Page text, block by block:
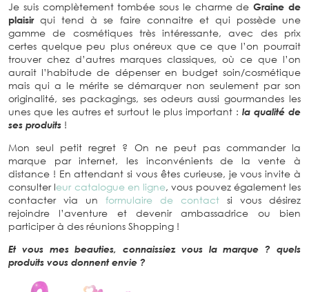
Je suis complètement tombée sous le charme deGraine de
plaisirqui tend à se faire connaitre et qui possède une
gamme de cosmétiques très intéressante, avec des prix
certes quelque peu plus onéreux que ce que l’on pourrait
trouver chez d’autres marques classiques, où ce que l’on
aurait l’habitude de dépenser en budget soin/cosmétique
mais qui a le mérite se démarquer non seulement par son
originalité, ses packagings, ses odeurs aussi gourmandes les
unes que les autres et surtout le plus important : la qualité de
ses produits !
Mon seul petit regret ? On ne peut pas commander la
marque par internet, les inconvénients de la vente à
distance ! En attendant si vous êtes curieuse, je vous invite à
consulter leur catalogue en ligne, vous pouvez également les
contacter via un formulaire de contact si vous désirez
rejoindre l’aventure et devenir ambassadrice ou bien
participer à des réunions Shopping !
Et vous mes beauties, connaissiez vous la marque ? quels
produits vous donnent envie ?